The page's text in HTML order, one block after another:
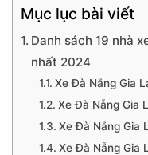
Mục lục bài viết
Danh sách 19 nhà
nhất 2024
Xe Đà Nẵng Gia
Xe Đà Nẵng Gia
Xe Đà Nẵng Gia
Xe Đà Nẵng Gia